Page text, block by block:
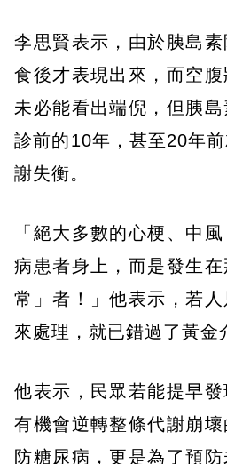
李思賢表示，由於胰島
食後才表現出來，而空腹
未必能看出端倪，但胰
診前的10年，甚至20年
謝失衡。
「絕大多數的心梗、中
病患者身上，而是發生
常」者！」他表示，若
來處理，就已錯過了黃金
他表示，民眾若能提早
有機會逆轉整條代謝崩
防糖尿病，更是為了預